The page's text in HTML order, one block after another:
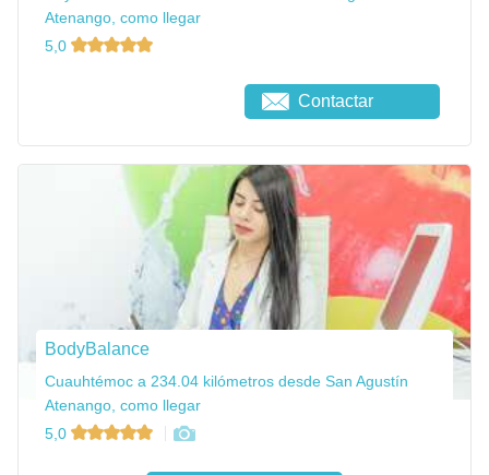
Atenango, como llegar
5,0
Contactar
BodyBalance
Cuauhtémoc a 234.04 kilómetros desde San Agustín
Atenango, como llegar
5,0